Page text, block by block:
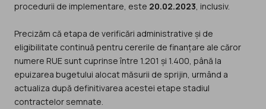
procedurii de implementare, este 20.02.2023, inclusiv.
Precizăm că etapa de verificări administrative și de
eligibilitate continuă pentru cererile de finanțare ale căror
numere RUE sunt cuprinse între 1.201 și 1.400, până la
epuizarea bugetului alocat măsurii de sprijin, urmând a
actualiza după definitivarea acestei etape stadiul
contractelor semnate.